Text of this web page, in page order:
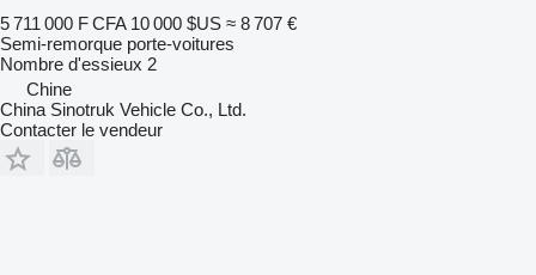
5 711 000 F CFA 10 000 $US ≈ 8 707 €
Semi-remorque porte-voitures
Nombre d'essieux 2
Chine
China Sinotruk Vehicle Co., Ltd.
Contacter le vendeur